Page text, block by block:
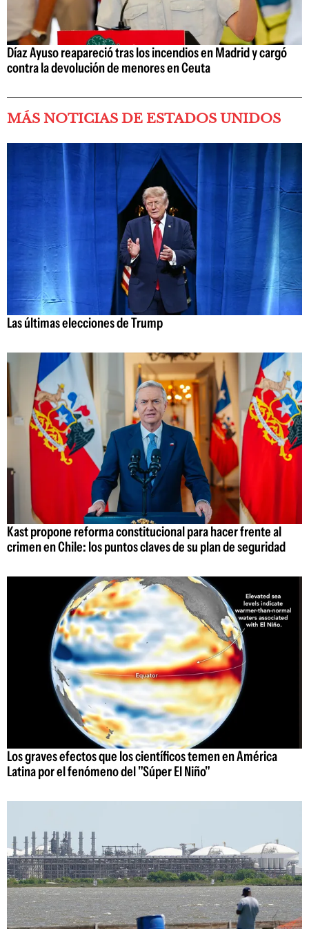
Díaz Ayuso reapareció tras los incendios en Madrid y cargó
contra la devolución de menores en Ceuta
MÁS NOTICIAS DE ESTADOS UNIDOS
Las últimas elecciones de Trump
Kast propone reforma constitucional para hacer frente al
crimen en Chile: los puntos claves de su plan de seguridad
Los graves efectos que los científicos temen en América
Latina por el fenómeno del "Súper El Niño"